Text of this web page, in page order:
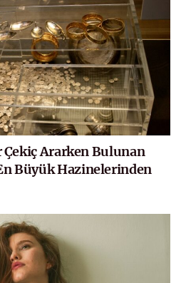
Ararken Bulunan
Büyük Hazinelerinden